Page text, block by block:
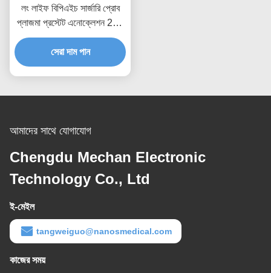
লং লাইফ বিপিএইচ সার্জারি প্রোব
প্লাজমা প্রস্টেট এনোক্লেশন 286
মিমি শ্যাফ্ট দৈর্ঘ্য
সেরা দাম পান
আমাদের সাথে যোগাযোগ
Chengdu Mechan Electronic
Technology Co., Ltd
ই-মেইল
tangweiguo@nanosmedical.com
কাজের সময়